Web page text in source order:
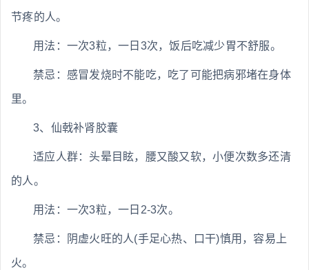
节疼的人。
用法：一次3粒，一日3次，饭后吃减少胃不舒服。
禁忌：感冒发烧时不能吃，吃了可能把病邪堵在身体
里。
3、仙戟补肾胶囊
适应人群：头晕目眩，腰又酸又软，小便次数多还清
的人。
用法：一次3粒，一日2-3次。
禁忌：阴虚火旺的人(手足心热、口干)慎用，容易上
火。